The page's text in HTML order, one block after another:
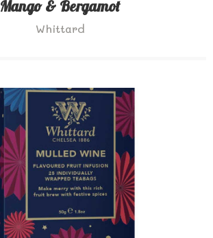
Mango & Bergamot
Whittard